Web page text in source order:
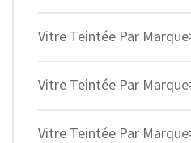
Vitre Teintée Par
Vitre Teintée Par
Vitre Teintée Par